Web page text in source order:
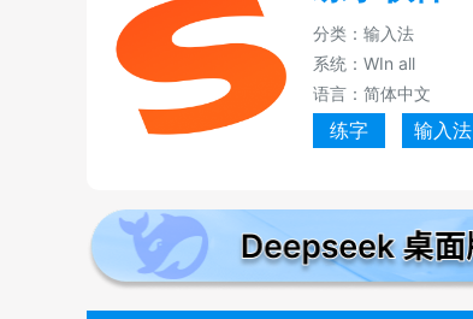
分类：输入法
系统：WIn all
语言：简体中文
练字 输入法